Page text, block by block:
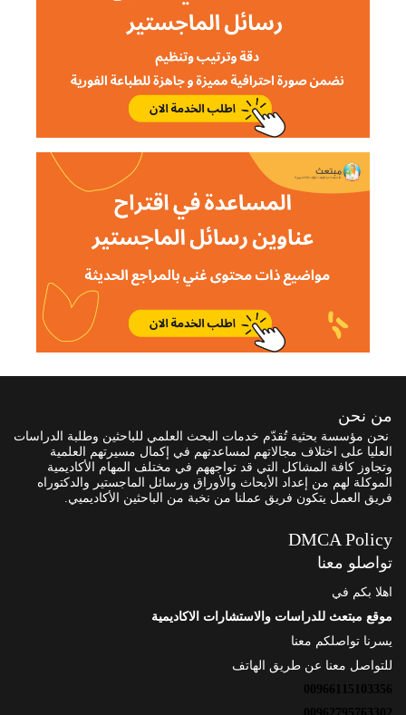
من نحن
نحن مؤسسة بحثية تُقدّم خدمات البحث العلمي للباحثين وطلبة الدراسات
العليا على اختلاف مجالاتهم لمساعدتهم في إكمال مسيرتهم العلمية
وتجاوز كافة المشاكل التي قد تواجههم في مختلف المهام الأكاديمية
الموكلة لهم من إعداد الأبحاث والأوراق ورسائل الماجستير والدكتوراه
فريق العمل يتكون فريق عملنا من نخبة من الباحثين الأكاديميي.
DMCA Policy
تواصلو معنا
اهلا بكم في
موقع مبتعث للدراسات والاستشارات الاكاديمية
يسرنا تواصلكم معنا
للتواصل معنا عن طريق الهاتف
00966115103356